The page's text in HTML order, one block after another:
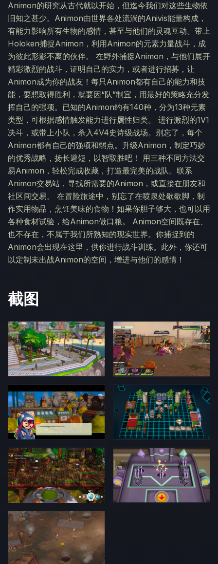
Animon的研究从古代就以开始，但迄今我们对这些生物依
旧知之甚少。Animon由世界各处流淌的Anivis能量构成，
有能力影响所有生物的感情，甚至与他们的灵魂互动。带上
Holoken捕捉Animon，利用Animon的元素力量战斗，成
为彼此形影不离的伙伴。 在野外捕捉Animon，与他们展开
精彩激烈的战斗，证明自己的实力，或者进行招募，让
Animon成为你的战友！每只Animon都有自己的能力和技
能，要想取得胜利，就要因“队”制宜，用最好的策略充分发
挥自己的强项。已知的Animon约有140种，分为13种元素
类型，可根据感情触发能力进行属性归类。 进行激烈的1V1
决斗，或带上小队，杀入4V4史诗级战场。别忘了，每个
Animon都有自己的强项和弱点。升级Animon，制定巧妙
的优秀战略，扬长避短，以智取胜吧！ 用三种不同方法交
易Animon，轻松完成收藏，打造最完美的战队。联系
Animon交易站，寻找所需要的Animon，或直接在朋友和
社区间交易。 在冒险旅途中，别忘了在喷泉处歇歇脚，制
作实用物品，烹饪美味的食物！如果你胆子够大，也可以用
各种食材试验，给Animon做口粮。 Animon空间既存在、
也不存在，不属于我们所熟知的现实世界。你捕捉到的
Animon会出现在这里，供你进行战斗训练。此外，你还可
以定制未出战Animon的空间，增进与他们的感情！
截图